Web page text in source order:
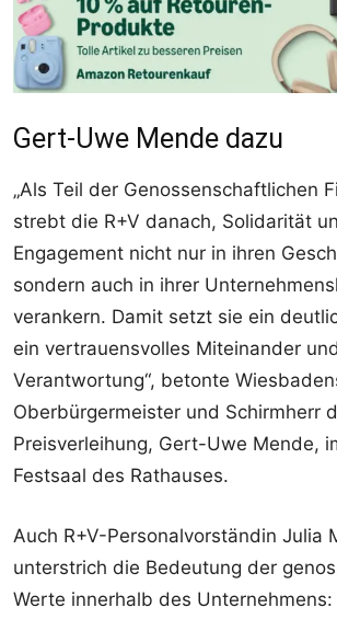
Gert-Uwe Mende dazu
„Als Teil der Genossenschaftlichen
strebt die R+V danach, Solidarität
Engagement nicht nur in ihren
sondern auch in ihrer
verankern. Damit setzt sie ein
ein vertrauensvolles Miteinander
Verantwortung“, betonte
Oberbürgermeister und Schirmherr
Preisverleihung, Gert-Uwe Mende,
Festsaal des Rathauses.
Auch R+V-Personalvorständin Julia
unterstrich die Bedeutung der
Werte innerhalb des Unternehmens: